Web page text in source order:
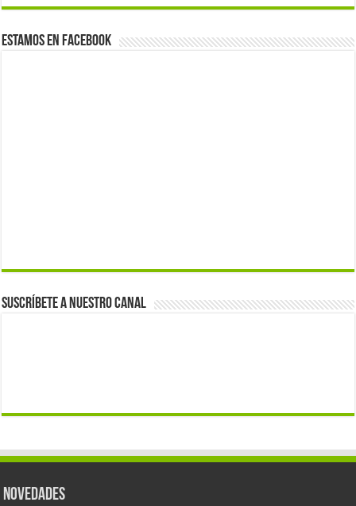
Estamos en Facebook
Suscríbete a nuestro canal
Novedades